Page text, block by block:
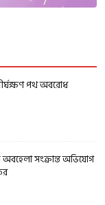
দীর্ঘক্ষণ পথ অবরোধ
সংক্রান্ত অভিযোগ